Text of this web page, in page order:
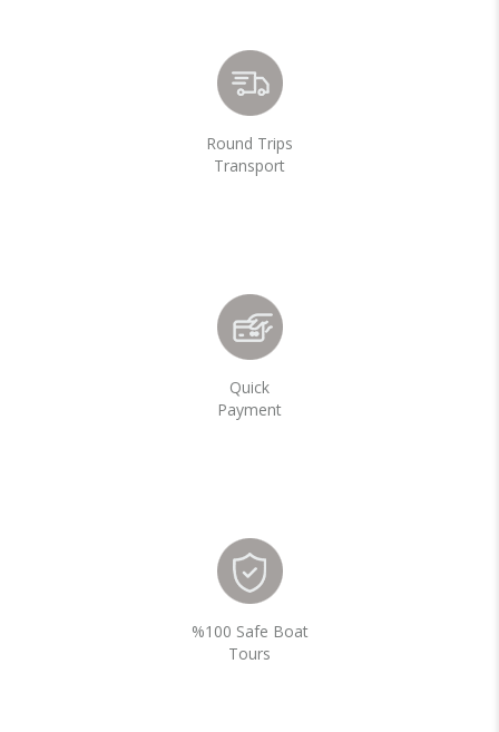
Round Trips
Transport
Quick
Payment
%100 Safe Boat
Tours